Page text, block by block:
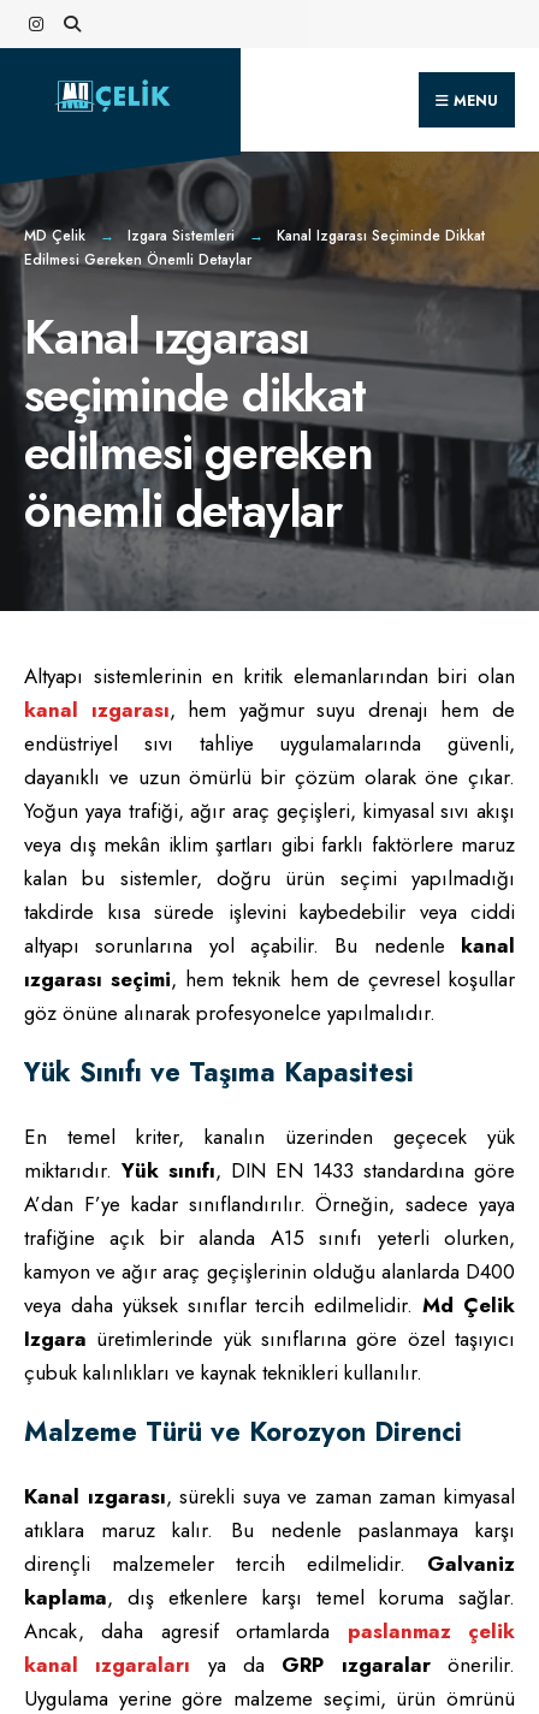
Skip
to
content
MENU
MD Çelik Izgara Sistemleri
Kanal Izgarası Seçiminde Dikkat
Edilmesi Gereken Önemli Detaylar
Kanal ızgarası
seçiminde dikkat
edilmesi gereken
önemli detaylar
Altyapı sistemlerinin en kritik elemanlarından biri olan
kanal ızgarası, hem yağmur suyu drenajı hem de
endüstriyel sıvı tahliye uygulamalarında güvenli,
dayanıklı ve uzun ömürlü bir çözüm olarak öne çıkar.
Yoğun yaya trafiği, ağır araç geçişleri, kimyasal sıvı akışı
veya dış mekân iklim şartları gibi farklı faktörlere maruz
kalan bu sistemler, doğru ürün seçimi yapılmadığı
takdirde kısa sürede işlevini kaybedebilir veya ciddi
altyapı sorunlarına yol açabilir. Bu nedenle kanal
ızgarası seçimi, hem teknik hem de çevresel koşullar
göz önüne alınarak profesyonelce yapılmalıdır.
Yük Sınıfı ve Taşıma Kapasitesi
En temel kriter, kanalın üzerinden geçecek yük
miktarıdır. Yük sınıfı, DIN EN 1433 standardına göre
A’dan F’ye kadar sınıflandırılır. Örneğin, sadece yaya
trafiğine açık bir alanda A15 sınıfı yeterli olurken,
kamyon ve ağır araç geçişlerinin olduğu alanlarda D400
veya daha yüksek sınıflar tercih edilmelidir.Md Çelik
Izgara üretimlerinde yük sınıflarına göre özel taşıyıcı
çubuk kalınlıkları ve kaynak teknikleri kullanılır.
Malzeme Türü ve Korozyon Direnci
Kanal ızgarası, sürekli suya ve zaman zaman kimyasal
atıklara maruz kalır. Bu nedenle paslanmaya karşı
dirençli malzemeler tercih edilmelidir. Galvaniz
kaplama, dış etkenlere karşı temel koruma sağlar.
Ancak, daha agresif ortamlarda paslanmaz çelik
kanal ızgaraları ya da GRP ızgaralarönerilir.
Uygulama yerine göre malzeme seçimi, ürün ömrünü
Search
for: